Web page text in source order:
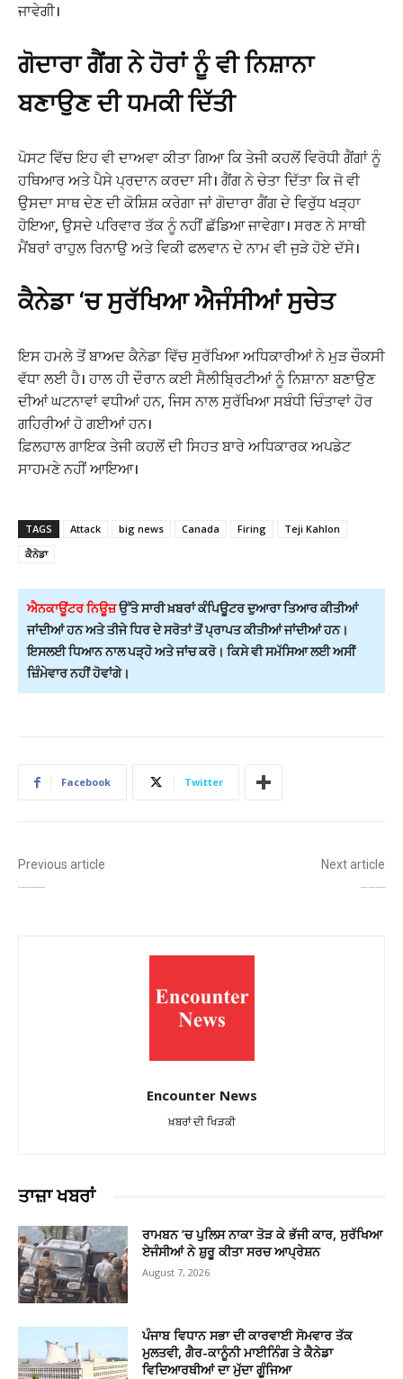
ਜਾਵੇਗੀ।
ਗੋਦਾਰਾ ਗੈਂਗ ਨੇ ਹੋਰਾਂ ਨੂੰ ਵੀ ਨਿਸ਼ਾਨਾ
ਬਣਾਉਣ ਦੀ ਧਮਕੀ ਦਿੱਤੀ
ਪੋਸਟ ਵਿੱਚ ਇਹ ਵੀ ਦਾਅਵਾ ਕੀਤਾ ਗਿਆ ਕਿ ਤੇਜੀ ਕਹਲੋਂ ਵਿਰੋਧੀ ਗੈਂਗਾਂ ਨੂੰ
ਹਥਿਆਰ ਅਤੇ ਪੈਸੇ ਪ੍ਰਦਾਨ ਕਰਦਾ ਸੀ। ਗੈਂਗ ਨੇ ਚੇਤਾ ਦਿੱਤਾ ਕਿ ਜੋ ਵੀ
ਉਸਦਾ ਸਾਥ ਦੇਣ ਦੀ ਕੋਸ਼ਿਸ਼ ਕਰੇਗਾ ਜਾਂ ਗੋਦਾਰਾ ਗੈਂਗ ਦੇ ਵਿਰੁੱਧ ਖੜ੍ਹਾ
ਹੋਇਆ, ਉਸਦੇ ਪਰਿਵਾਰ ਤੱਕ ਨੂੰ ਨਹੀਂ ਛੱਡਿਆ ਜਾਵੇਗਾ। ਸਰਣ ਨੇ ਸਾਥੀ
ਮੈਂਬਰਾਂ ਰਾਹੁਲ ਰਿਨਾਉ ਅਤੇ ਵਿਕੀ ਫਲਵਾਨ ਦੇ ਨਾਮ ਵੀ ਜੁੜੇ ਹੋਏ ਦੱਸੇ।
ਕੈਨੇਡਾ ‘ਚ ਸੁਰੱਖਿਆ ਐਜੰਸੀਆਂ ਸੁਚੇਤ
ਇਸ ਹਮਲੇ ਤੋਂ ਬਾਅਦ ਕੈਨੇਡਾ ਵਿੱਚ ਸੁਰੱਖਿਆ ਅਧਿਕਾਰੀਆਂ ਨੇ ਮੁੜ ਚੌਕਸੀ
ਵੱਧਾ ਲਈ ਹੈ। ਹਾਲ ਹੀ ਦੌਰਾਨ ਕਈ ਸੈਲੀਬ੍ਰਿਟੀਆਂ ਨੂੰ ਨਿਸ਼ਾਨਾ ਬਣਾਉਣ
ਦੀਆਂ ਘਟਨਾਵਾਂ ਵਧੀਆਂ ਹਨ, ਜਿਸ ਨਾਲ ਸੁਰੱਖਿਆ ਸਬੰਧੀ ਚਿੰਤਾਵਾਂ ਹੋਰ
ਗਹਿਰੀਆਂ ਹੋ ਗਈਆਂ ਹਨ।
ਫ਼ਿਲਹਾਲ ਗਾਇਕ ਤੇਜੀ ਕਹਲੋਂ ਦੀ ਸਿਹਤ ਬਾਰੇ ਅਧਿਕਾਰਕ ਅਪਡੇਟ
ਸਾਹਮਣੇ ਨਹੀਂ ਆਇਆ।
TAGS Attack big news Canada Firing
Teji Kahlon
ਕੈਨੇਡਾ
ਐਨਕਾਊਂਟਰ ਨਿਊਜ਼ਉੱਤੇ ਸਾਰੀ ਖ਼ਬਰਾਂ ਕੰਪਿਊਟਰ ਦੁਆਰਾ ਤਿਆਰ ਕੀਤੀਆਂ
ਜਾਂਦੀਆਂ ਹਨ ਅਤੇ ਤੀਜੇ ਧਿਰ ਦੇ ਸਰੋਤਾਂ ਤੋਂ ਪ੍ਰਾਪਤ ਕੀਤੀਆਂ ਜਾਂਦੀਆਂ ਹਨ।
ਇਸਲਈ ਧਿਆਨ ਨਾਲ ਪੜ੍ਹੋ ਅਤੇ ਜਾਂਚ ਕਰੋ। ਕਿਸੇ ਵੀ ਸਮੱਸਿਆ ਲਈ ਅਸੀਂ
ਜ਼ਿੰਮੇਵਾਰ ਨਹੀਂ ਹੋਵਾਂਗੇ।
Facebook Twitter
Previous article Next article
Encounter News
ਖ਼ਬਰਾਂ ਦੀ ਖਿੜਕੀ
ਤਾਜ਼ਾ ਖਬਰਾਂ
ਰਾਮਬਨ ’ਚ ਪੁਲਿਸ ਨਾਕਾ ਤੋੜ ਕੇ ਭੱਜੀ ਕਾਰ, ਸੁਰੱਖਿਆ
ਏਜੰਸੀਆਂ ਨੇ ਸ਼ੁਰੂ ਕੀਤਾ ਸਰਚ ਆਪ੍ਰੇਸ਼ਨ
August 7, 2026
ਪੰਜਾਬ ਵਿਧਾਨ ਸਭਾ ਦੀ ਕਾਰਵਾਈ ਸੋਮਵਾਰ ਤੱਕ
ਮੁਲਤਵੀ, ਗੈਰ-ਕਾਨੂੰਨੀ ਮਾਈਨਿੰਗ ਤੇ ਕੈਨੇਡਾ
ਵਿਦਿਆਰਥੀਆਂ ਦਾ ਮੁੱਦਾ ਗੂੰਜਿਆ